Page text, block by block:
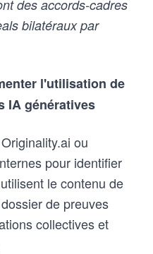
des accords-cadres
bilatéraux par
l'utilisation de
IA génératives
ou
pour identifier
le contenu de
de preuves
collectives et